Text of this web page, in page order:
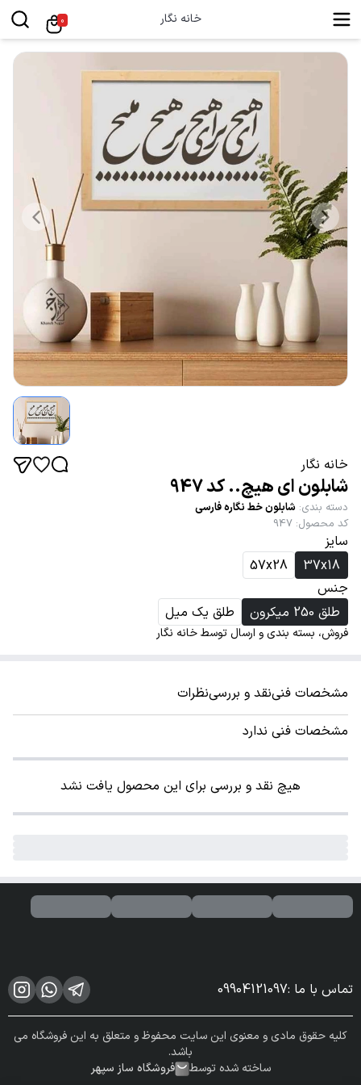
خانه نگار 0
خانه نگار
شابلون ای هیچ.. کد 947
دسته بندی: شابلون خط نگاره فارسی
کد محصول:
947
سایز
37x18
57x28
جنس
طلق 250 میکرون
طلق یک میل
فروش، بسته بندی و ارسال توسط خانه نگار
مشخصات فنینقد و بررسینظرات
مشخصات فنی ندارد
هیچ نقد و بررسی برای این محصول یافت نشد
تماس با ما :
09904121097
کلیه حقوق مادی و معنوی این سایت محفوظ و متعلق به این فروشگاه می
باشد.
ساخته شده توسط
فروشگاه ساز سپهر